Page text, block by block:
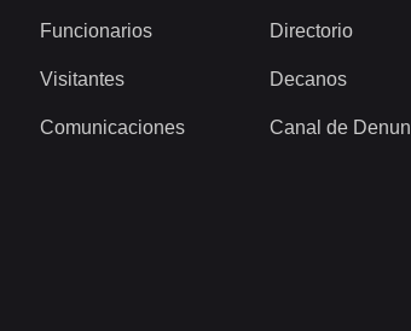
Funcionarios
Visitantes
Comunicaciones
Directorio
Decanos
Canal de